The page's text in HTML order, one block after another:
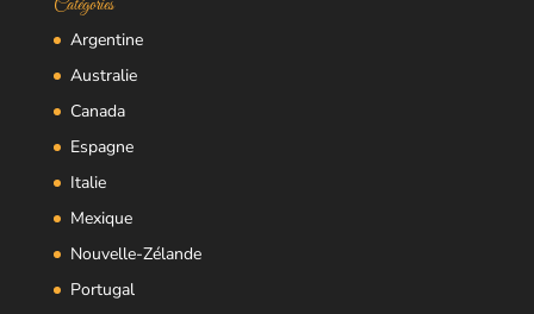
Argentine
Australie
Canada
Espagne
Italie
Mexique
Nouvelle-Zélande
Portugal